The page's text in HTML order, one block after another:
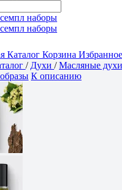
семпл наборы
семпл наборы
Каталог Корзина Избранное
/ Духи /Масляные духи
К описанию